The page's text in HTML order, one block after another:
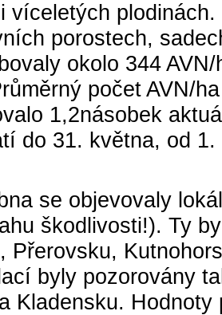
víceletých
porostech,
okolo 344
počet AVN/
1,2násobek
do 31. května, od
se objevovaly
škodlivosti!). Ty
Přerovsku,
byly pozorovány
Kladensku.